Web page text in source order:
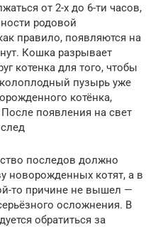
от 2-х до 6-ти часов,
родовой
правило, появляются на
Кошка разрывает
котенка для того, чтобы
пузырь уже
котёнка,
появления на свет
последов должно
новорожденных котят, а в
то причине не вышел —
осложнения. В
обратиться за